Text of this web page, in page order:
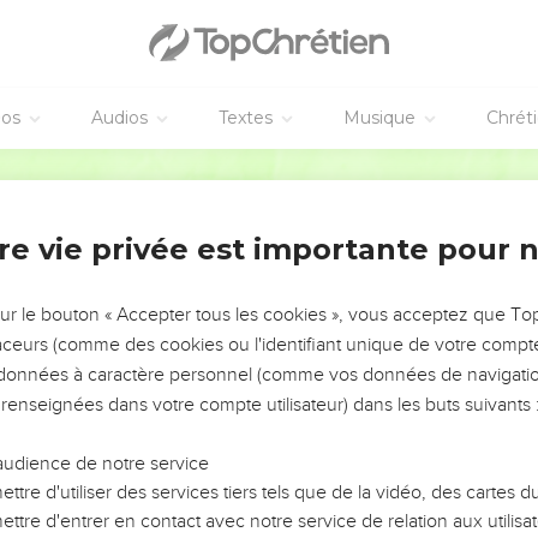
Audios Textes Musique
tu seras près de ta fin, quand ta chair et ton corps seront
obéi à la voix de ceux qui m'instruisaient, et n'ai-je point
sa jeunesse
et des ruisseaux du milieu de ton puits ;
dehors, et les ruisseaux d'eau par les rues ;
et non aux étrangers avec toi.
et réjouis-toi de la femme de ta jeunesse,
et d'une chevrette gracieuse ; que ses mamelles te
de son amour ;
tu errant après l'étrangère, et embrasserais-tu le sein de la
vie privée est importante pour
le bouton « Accepter tous les cookies », vous acceptez que
(comme des cookies ou l'identifiant unique de votre
à caractère personnel (comme vos données de
dans votre compte utilisateur) dans les buts suivants :
de notre service
d'utiliser des services tiers tels que de la vidéo, des cartes
d'entrer en contact avec notre service de relation aux